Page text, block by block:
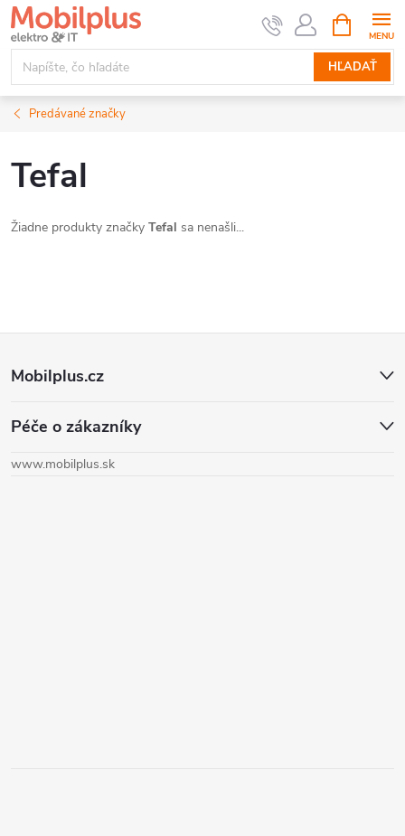
Prejsť
na
obsah
HĽADAŤ
KOŠÍK
Predávané značky
Tefal
Žiadne produkty značky Tefal sa nenašli...
p
Mobilplus.cz
Péče o zákazníky
www.mobilplus.sk